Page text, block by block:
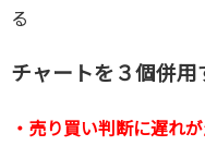
る
チャートを３個併用
・売り買い判断に遅れが